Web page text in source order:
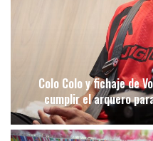
Colo Colo y fichaje de
cumplir el arquero